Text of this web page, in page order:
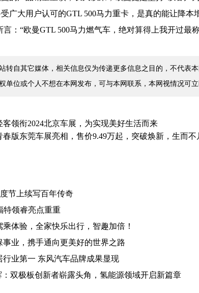
广大用户认可的GTL 500马力重卡，是真的能让降
：“欧曼GTL 500马力燃气车，绝对算得上我开过最
转自其它媒体，相关信息仅为传递更多信息之目的，不代表
单位或个人不想在本网发布，可与本网联系，本网视情况可立
客领衔2024北京车展，为实现美好生活而来
春版东莞车展亮相，售价9.49万起，突破焕新，生而不
节上续写百年传奇
特领睿亮点重重
体验，全家快乐出行，智趣加倍！
业，携手通向更美好的世界之路
业第一 东风汽车品牌成果显现
：双极板创新者崭露头角，氢能源领域开启新篇章